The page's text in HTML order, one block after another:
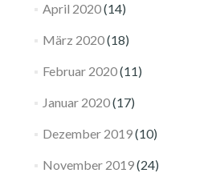
April 2020(14)
März 2020(18)
Februar 2020(11)
Januar 2020(17)
Dezember 2019(10)
November 2019(24)